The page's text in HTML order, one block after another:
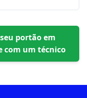
portão em
com um técnico